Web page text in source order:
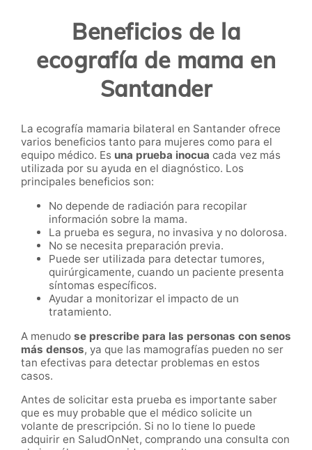
Beneficios de la
ecografía de mama en
Santander
La ecografía mamaria bilateral en Santander ofrece
varios beneficios tanto para mujeres como para el
equipo médico. Es una prueba inocua cada vez más
utilizada por su ayuda en el diagnóstico. Los
principales beneficios son:
No depende de radiación para recopilar
información sobre la mama.
La prueba es segura, no invasiva y no dolorosa.
No se necesita preparación previa.
Puede ser utilizada para detectar tumores,
quirúrgicamente, cuando un paciente presenta
síntomas específicos.
Ayudar a monitorizar el impacto de un
tratamiento.
A menudo se prescribe para las personas con senos
más densos, ya que las mamografías pueden no ser
tan efectivas para detectar problemas en estos
casos.
Antes de solicitar esta prueba es importante saber
que es muy probable que el médico solicite un
volante de prescripción. Si no lo tiene lo puede
adquirir en SaludOnNet, comprando una consulta con